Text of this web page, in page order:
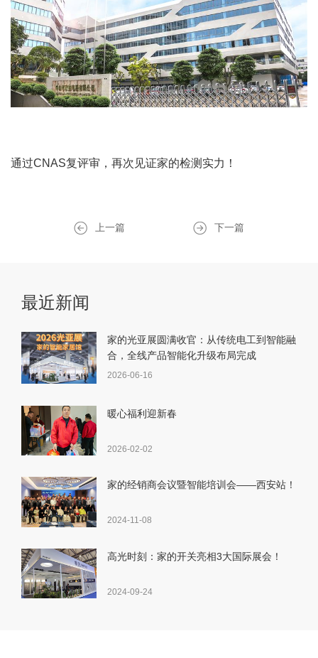
通过CNAS复评审，再次见证家的检测实力！
上一篇 下一篇
最近新闻
家的光亚展圆满收官：从传统电工到智能融
合，全线产品智能化升级布局完成
2026-06-16
暖心福利迎新春
2026-02-02
家的经销商会议暨智能培训会——西安站！
2024-11-08
高光时刻：家的开关亮相3大国际展会！
2024-09-24